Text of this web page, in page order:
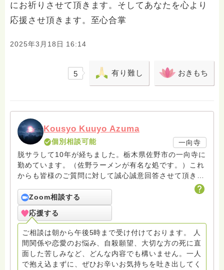
にお祈りさせて頂きます。そしてあなたを心より
応援させ頂きます。至心合掌
2025年3月18日 16:14
5 有り難し おきもち
Kousyo Kuuyo Azuma
個別相談可能
一向寺
脱サラして10年が経ちました。栃木県佐野市の一向寺に
勤めています。（佐野ラーメンが有名な処です。）これ
からも皆様のご質問に対して誠心誠意回答させて頂きた
いと存じます。まだまだ修行中の身ですので至らぬ点あ
ろうかとは存じますが共に精進して参りましょうね。お
寺にもお気軽に遊びに来てください。
Zoom相談する
応援する
ご相談は朝から午後5時まで受け付けております。 人
間関係や恋愛のお悩み、自殺願望、大切な方の死に直
面した苦しみなど、どんな内容でも構いません。一人
で抱え込まずに、ぜひお辛いお気持ちを吐き出してく